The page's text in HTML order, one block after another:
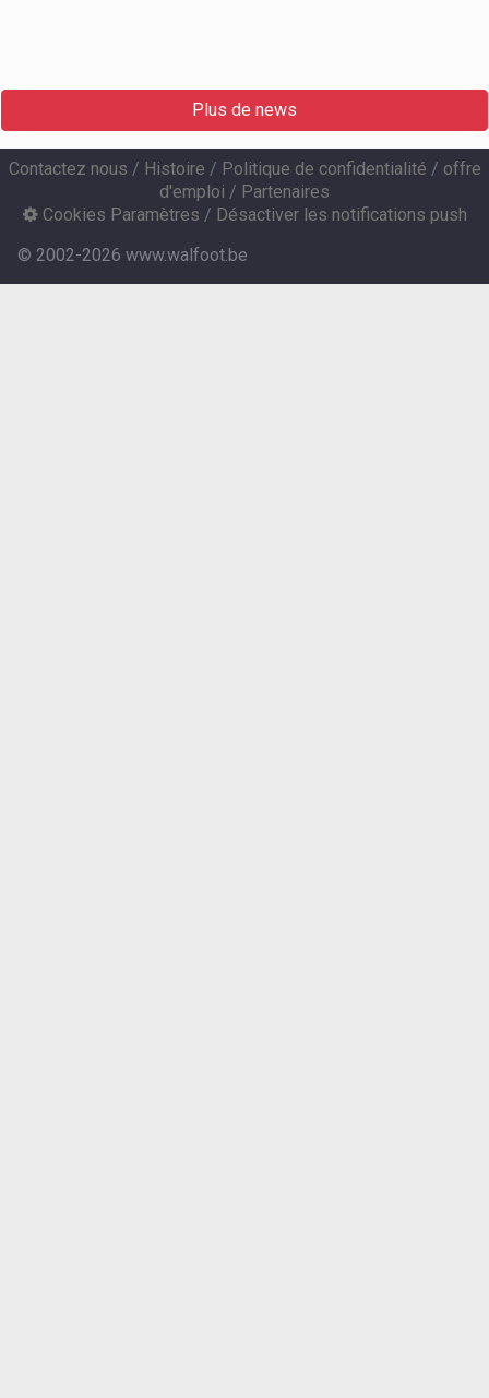
Plus de news
Contactez nous / Histoire / Politique de confidentialité / offre
d'emploi / Partenaires
Cookies Paramètres / Désactiver les notifications push
© 2002-2026 www.walfoot.be